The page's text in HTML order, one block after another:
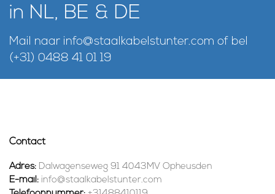
in NL, BE & DE
Mail naar info@staalkabelstunter.com of bel
(+31) 0488 41 01 19
Contact
Adres: Dalwagenseweg 91 4043MV Opheusden
E-mail: info@staalkabelstunter.com